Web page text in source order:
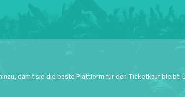
damit sie die beste Plattform für den Ticketkauf bleibt.